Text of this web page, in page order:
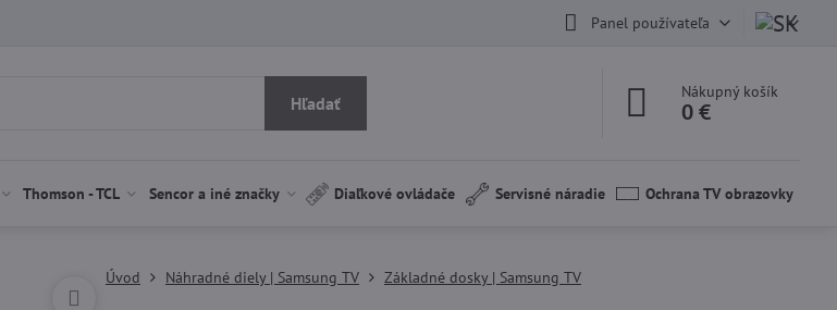
Panel používateľa
Hľadať
Nákupný košík
0 €
Thomson - TCL Sencor a iné značky Diaľkové ovládače Servisné náradie Ochrana TV obrazovky
Úvod Náhradné diely | Samsung TV Základné dosky | Samsung TV